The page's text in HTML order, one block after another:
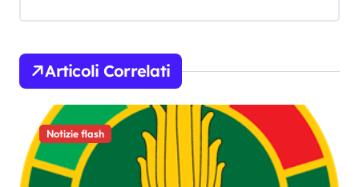
a
e
a
Articoli Correlati
Notizie flash